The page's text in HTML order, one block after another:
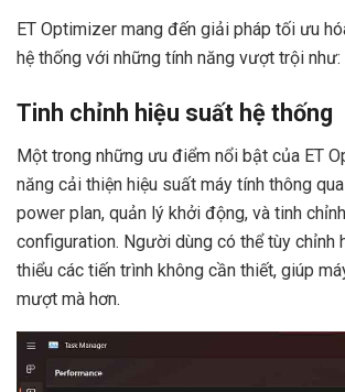
ET Optimizer mang đến giải pháp tối ưu
hệ thống với những tính năng vượt trội như:
Tinh chỉnh hiệu suất hệ thống
Một trong những ưu điểm nổi bật của ET
năng cải thiện hiệu suất máy tính thông
power plan, quản lý khởi động, và tinh
configuration. Người dùng có thể tùy chỉnh
thiểu các tiến trình không cần thiết, giúp
mượt mà hơn.